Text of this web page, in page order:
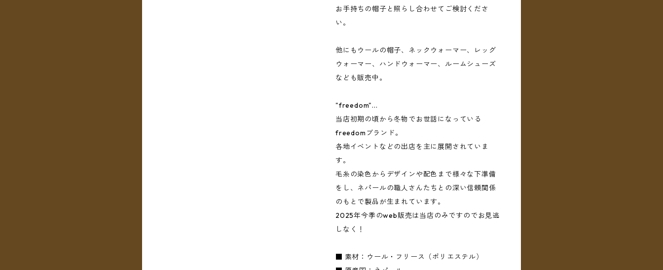
お手持ちの帽子と照らし合わせてご検討くださ
い。
他にもウールの帽子、ネックウォーマー、レッグ
ウォーマー、ハンドウォーマー、ルームシューズ
なども販売中。
"freedom"...
当店初期の頃から冬物でお世話になっている
freedomブランド。
各地イベントなどの出店を主に展開されていま
す。
毛糸の染色からデザインや配色まで様々な下準備
をし、ネパールの職人さんたちとの深い信頼関係
のもとで製品が生まれています。
2025年今季のweb販売は当店のみですのでお見逃
しなく！
■ 素材：ウール・フリース（ポリエステル）